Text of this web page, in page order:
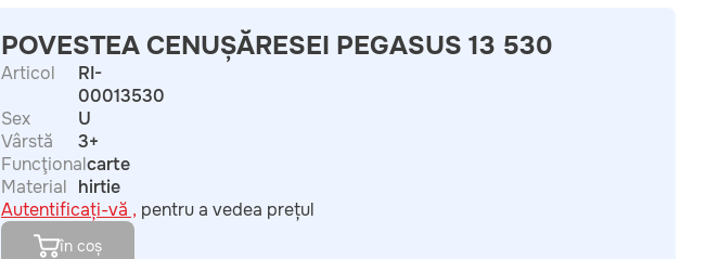
POVESTEA CENUȘĂRESEI PEGASUS 13 530
Articol
RI-
00013530
Sex
U
Vârstă
3+
Funcţionalcarte
Material hirtie
Autentificați-vă , pentru a vedea prețul
în coș